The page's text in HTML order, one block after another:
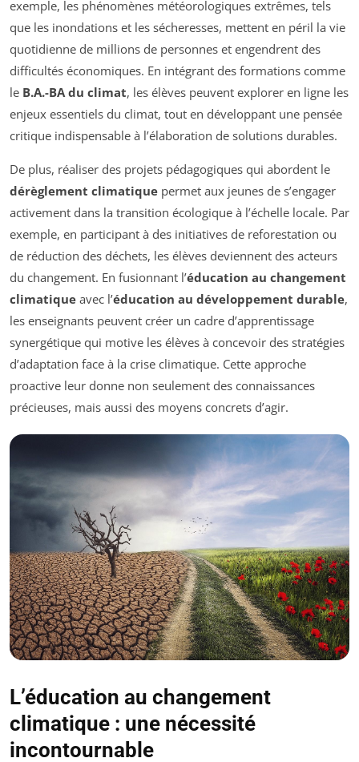
exemple, les phénomènes météorologiques extrêmes, tels
que les inondations et les sécheresses, mettent en péril la vie
quotidienne de millions de personnes et engendrent des
difficultés économiques. En intégrant des formations comme
le B.A.-BA du climat, les élèves peuvent explorer en ligne les
enjeux essentiels du climat, tout en développant une pensée
critique indispensable à l’élaboration de solutions durables.
De plus, réaliser des projets pédagogiques qui abordent le
dérèglement climatique permet aux jeunes de s’engager
activement dans la transition écologique à l’échelle locale. Par
exemple, en participant à des initiatives de reforestation ou
de réduction des déchets, les élèves deviennent des acteurs
du changement. En fusionnant l’éducation au changement
climatique avec l’éducation au développement durable,
les enseignants peuvent créer un cadre d’apprentissage
synergétique qui motive les élèves à concevoir des stratégies
d’adaptation face à la crise climatique. Cette approche
proactive leur donne non seulement des connaissances
précieuses, mais aussi des moyens concrets d’agir.
L’éducation au changement
climatique : une nécessité
incontournable